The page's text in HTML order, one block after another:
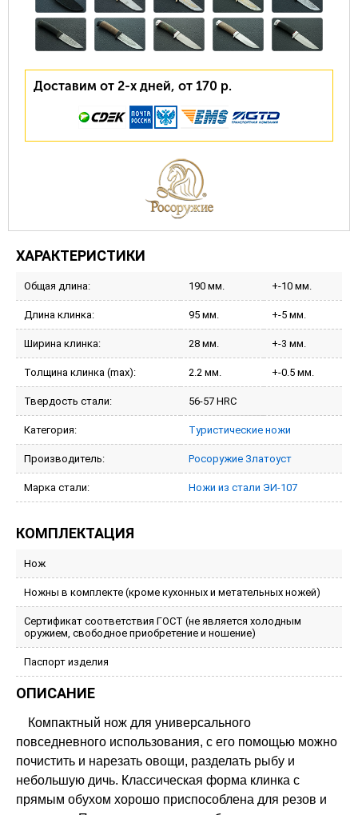
Доставим от 2-х дней, от 170 р.
ХАРАКТЕРИСТИКИ
Общая длина: 190 мм. +-10 мм.
Длина клинка: 95 мм. +-5 мм.
Ширина клинка: 28 мм. +-3 мм.
Толщина клинка (max): 2.2 мм. +-0.5 мм.
Твердость стали: 56-57 HRC
Категория: Туристические ножи
Производитель: Росоружие Златоуст
Марка стали: Ножи из стали ЭИ-107
КОМПЛЕКТАЦИЯ
Нож
Ножны в комплекте (кроме кухонных и метательных ножей)
Сертификат соответствия ГОСТ (не является холодным
оружием, свободное приобретение и ношение)
Паспорт изделия
ОПИСАНИЕ
Компактный нож для универсального
повседневного использования, с его помощью можно
почистить и нарезать овощи, разделать рыбу и
небольшую дичь. Классическая форма клинка с
прямым обухом хорошо приспособлена для резов и